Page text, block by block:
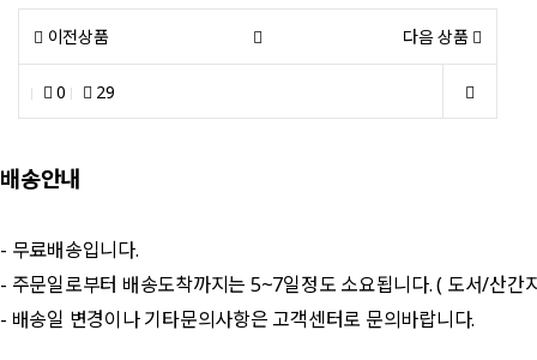
이전상품 다음 상품
0 29
배송안내
- 무료배송입니다.
- 주문일로부터 배송도착까지는 5~7일정도 소요됩니다. ( 도서/산간
- 배송일 변경이나 기타문의사항은 고객센터로 문의바랍니다.